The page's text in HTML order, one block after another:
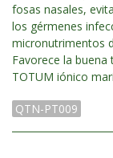
fosas nasales,
los gérmenes
micronutrimentos
Favorece la
TOTUM iónico
QTN-PT009